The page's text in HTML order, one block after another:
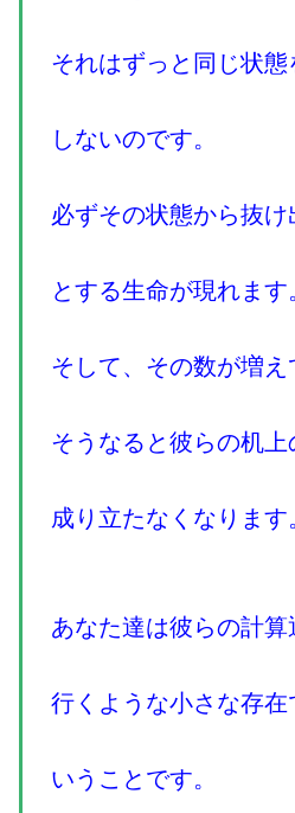
それはずっと同じ状態
しないのです。
必ずその状態から抜け
とする生命が現れます
そして、その数が増え
そうなると彼らの机上
成り立たなくなります
あなた達は彼らの計算
行くような小さな存在
いうことです。